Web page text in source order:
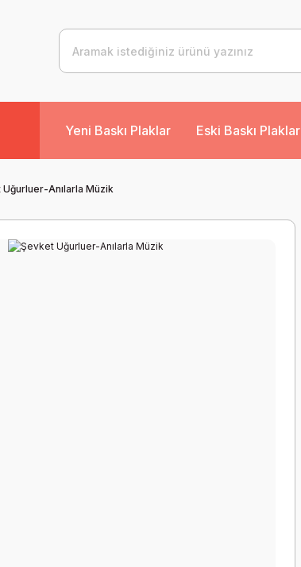
Yeni Baskı Plaklar Eski Baskı Plaklar
Anılarla Müzik